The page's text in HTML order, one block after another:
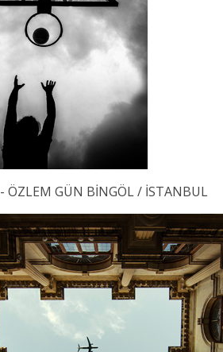
- ÖZLEM GÜN BİNGÖL / İSTANBUL